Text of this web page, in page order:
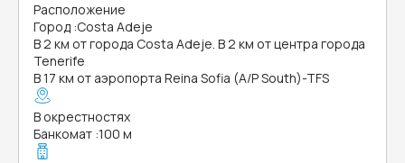
Расположение
Город :Costa Adeje
В 2 км от города Costa Adeje. В 2 км от центра города
Tenerife
В 17 км от аэропорта Reina Sofia (A/P South)-TFS
В окрестностях
Банкомат :100 м